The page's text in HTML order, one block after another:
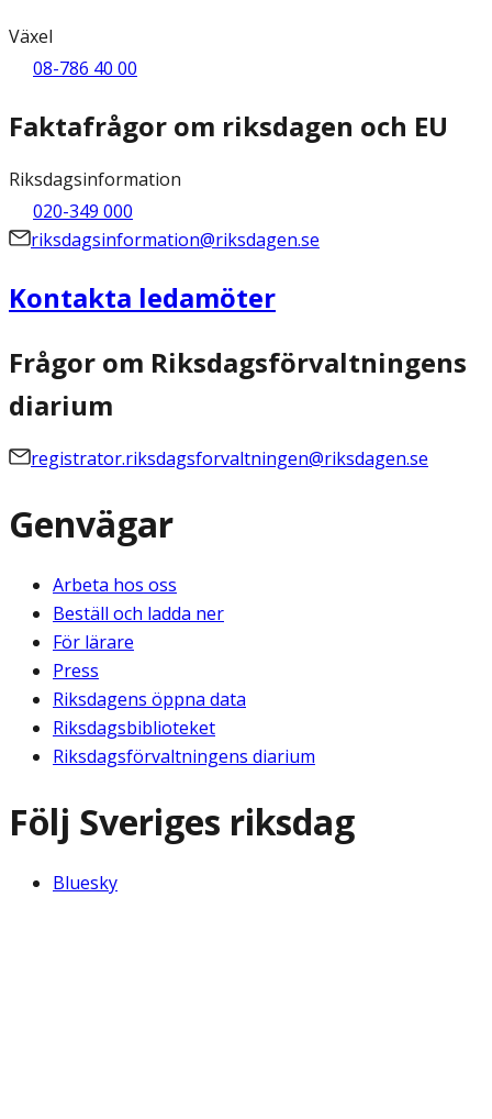
Växel
08-786 40 00
Faktafrågor om riksdagen och EU
Riksdagsinformation
020-349 000
riksdagsinformation@riksdagen.se
Kontakta ledamöter
Frågor om Riksdagsförvaltningens
diarium
registrator.riksdagsforvaltningen@riksdagen.se
Genvägar
Arbeta hos oss
Beställ och ladda ner
För lärare
Press
Riksdagens öppna data
Riksdagsbiblioteket
Riksdagsförvaltningens diarium
Följ Sveriges riksdag
Bluesky